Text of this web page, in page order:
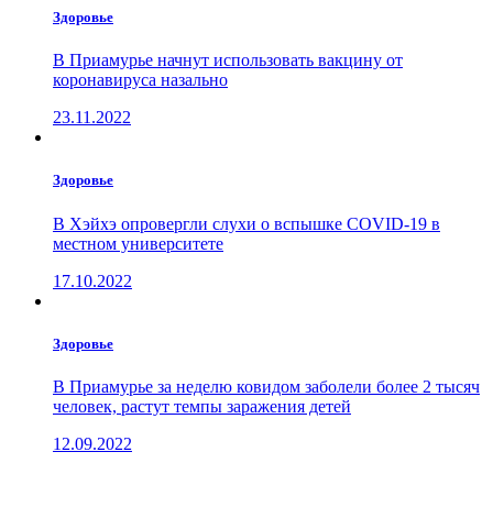
Здоровье
В Приамурье начнут использовать вакцину от
коронавируса назально
23.11.2022
Здоровье
В Хэйхэ опровергли слухи о вспышке COVID-19 в
местном университете
17.10.2022
Здоровье
В Приамурье за неделю ковидом заболели более 2 тысяч
человек, растут темпы заражения детей
12.09.2022